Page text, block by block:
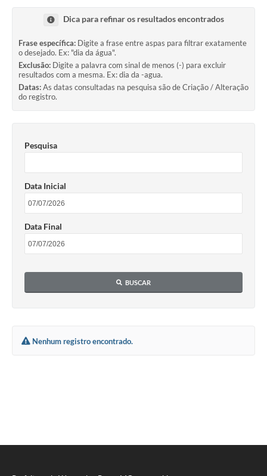
Dica para refinar os resultados encontrados
Frase específica: Digite a frase entre aspas para filtrar exatamente
o desejado. Ex: "dia da água".
Exclusão: Digite a palavra com sinal de menos (-) para excluir
resultados com a mesma. Ex: dia da -agua.
Datas:As datas consultadas na pesquisa são de Criação / Alteração
do registro.
Pesquisa
Data Inicial
Data Final
BUSCAR
Nenhum registro encontrado.